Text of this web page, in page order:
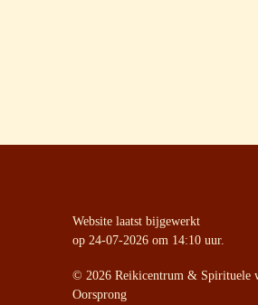
Website laatst bijgewerkt
op 24-07-2026 om 14:10 uur.
© 2026 Reikicentrum & Spirituele
Oorsprong